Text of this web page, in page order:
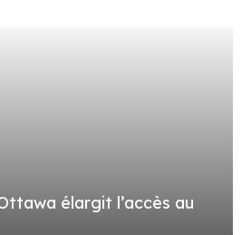
élargit l’accès au